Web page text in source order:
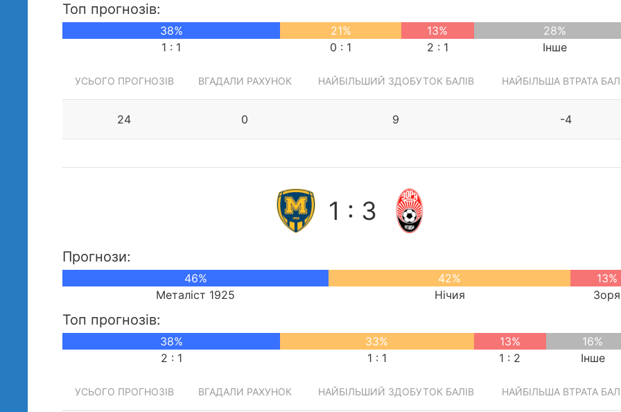
Топ прогнозів:
38% 21% 13%
28%
1 : 1
0 : 1 2 : 1 Інше
УСЬОГО ПРОГНОЗІВ ВГАДАЛИ РАХУНОК НАЙБІЛЬШИЙ ЗДОБУТОК БАЛІВ НАЙБІЛЬША ВТРАТА
24 0 9 -4
1 : 3
Прогнози:
46% 42%
13%
Металіст 1925
Нічия Зоря
Топ прогнозів:
38% 33% 13%
16%
2 : 1
1 : 1 1 : 2 Інше
УСЬОГО ПРОГНОЗІВ ВГАДАЛИ РАХУНОК НАЙБІЛЬШИЙ ЗДОБУТОК БАЛІВ НАЙБІЛЬША ВТРАТА